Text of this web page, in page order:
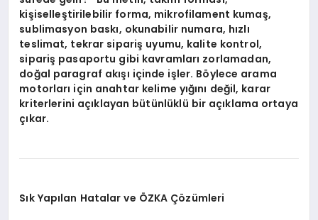
kişiselleştirilebilir forma, mikrofilament kumaş,
sublimasyon baskı, okunabilir numara, hızlı
teslimat, tekrar sipariş uyumu, kalite kontrol,
sipariş pasaportu gibi kavramları zorlamadan,
doğal paragraf akışı içinde işler. Böylece arama
motorları için anahtar kelime yığını değil, karar
kriterlerini açıklayan bütünlüklü bir açıklama ortaya
çıkar.
Sık Yapılan Hatalar ve ÖZKA Çözümleri